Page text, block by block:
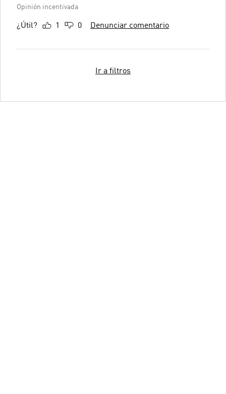
Opinión incentivada
¿Útil? 1 0 Denunciar comentario
Ir a filtros